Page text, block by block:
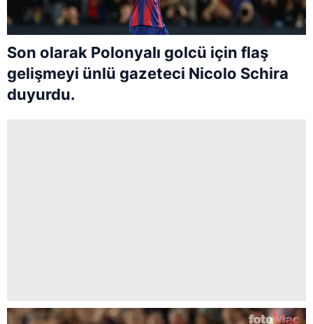
Son olarak Polonyalı golcü için flaş
gelişmeyi ünlü gazeteci Nicolo Schira
duyurdu.